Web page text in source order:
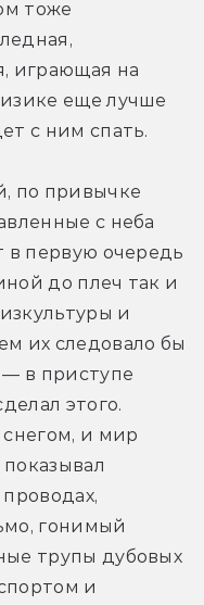
тоже
играющая на
еще лучше
с ним спать.
по привычке
с неба
в первую очередь
до плеч так и
и
их следовало бы
в приступе
этого.
снегом, и мир
гонимый
трупы дубовых
и